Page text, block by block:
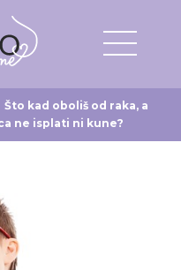
Što kad oboliš od raka, a
ne isplati ni kune?